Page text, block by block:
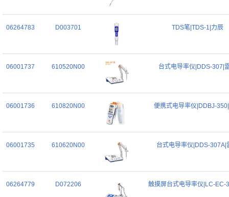
06264783 D003701 TDS笔|TDS-1|力辰
06001737 610520N00 台式电导率仪|DDS-307|
06001736 610820N00 便携式电导率仪|DDBJ-
06001735 610620N00 台式电导率仪|DDS-307A|
06264779 D072206 触摸屏台式电导率仪|LC-EC-